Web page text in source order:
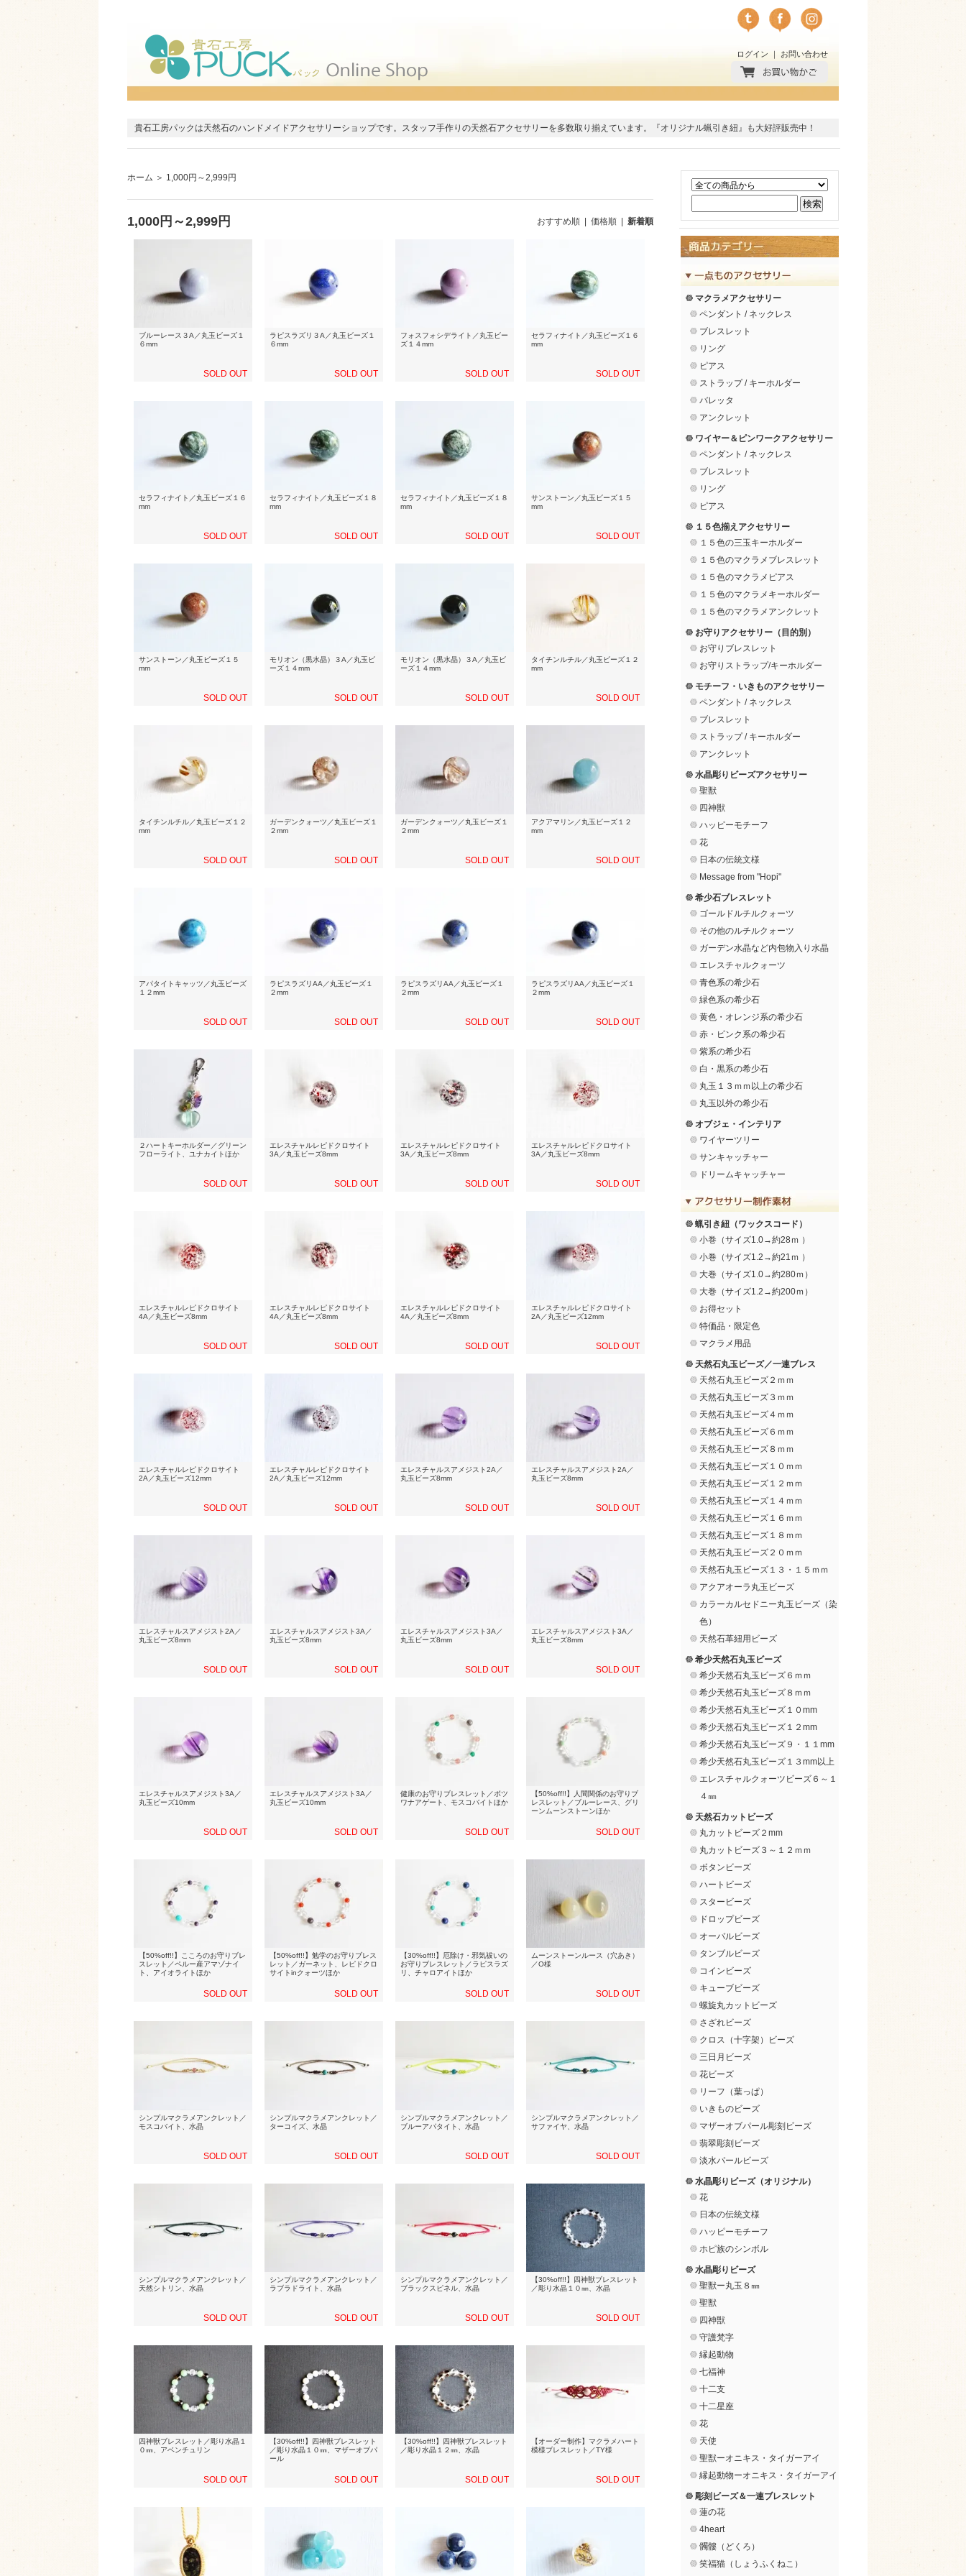
ログイン ｜ お問い合わせ
貴石工房パックは天然石のハンドメイドアクセサリーショップです。スタッフ手作りの天然石アクセサリーを多数取り揃えています。 『オリジナル蝋引き紐』 も大好評販売中！
ホーム ＞ 1,000円～2,999円
1,000円～2,999円 おすすめ順 価格順 新着順
ブルーレース３A／丸玉ビーズ１
６mm
SOLD OUT
ラピスラズリ３A／丸玉ビーズ１
６mm
SOLD OUT
フォスフォシデライト／丸玉ビー
ズ１４mm
SOLD OUT
セラフィナイト／丸玉ビーズ１６
mm
SOLD OUT
セラフィナイト／丸玉ビーズ１６
mm
SOLD OUT
セラフィナイト／丸玉ビーズ１８
mm
SOLD OUT
セラフィナイト／丸玉ビーズ１８
mm
SOLD OUT
サンストーン／丸玉ビーズ１５
mm
SOLD OUT
サンストーン／丸玉ビーズ１５
mm
SOLD OUT
モリオン（黒水晶）３A／丸玉ビ
ーズ１４mm
SOLD OUT
モリオン（黒水晶）３A／丸玉ビ
ーズ１４mm
SOLD OUT
タイチンルチル／丸玉ビーズ１２
mm
SOLD OUT
タイチンルチル／丸玉ビーズ１２
mm
SOLD OUT
ガーデンクォーツ／丸玉ビーズ１
２mm
SOLD OUT
ガーデンクォーツ／丸玉ビーズ１
２mm
SOLD OUT
アクアマリン／丸玉ビーズ１２
mm
SOLD OUT
アパタイトキャッツ／丸玉ビーズ
１２mm
SOLD OUT
ラピスラズリAA／丸玉ビーズ１
２mm
SOLD OUT
ラピスラズリAA／丸玉ビーズ１
２mm
SOLD OUT
ラピスラズリAA／丸玉ビーズ１
２mm
SOLD OUT
２ハートキーホルダー／グリーン
フローライト、ユナカイトほか
SOLD OUT
エレスチャルレピドクロサイト
3A／丸玉ビーズ8mm
SOLD OUT
エレスチャルレピドクロサイト
3A／丸玉ビーズ8mm
SOLD OUT
エレスチャルレピドクロサイト
3A／丸玉ビーズ8mm
SOLD OUT
エレスチャルレピドクロサイト
4A／丸玉ビーズ8mm
SOLD OUT
エレスチャルレピドクロサイト
4A／丸玉ビーズ8mm
SOLD OUT
エレスチャルレピドクロサイト
4A／丸玉ビーズ8mm
SOLD OUT
エレスチャルレピドクロサイト
2A／丸玉ビーズ12mm
SOLD OUT
エレスチャルレピドクロサイト
2A／丸玉ビーズ12mm
SOLD OUT
エレスチャルレピドクロサイト
2A／丸玉ビーズ12mm
SOLD OUT
エレスチャルスアメジスト2A／
丸玉ビーズ8mm
SOLD OUT
エレスチャルスアメジスト2A／
丸玉ビーズ8mm
SOLD OUT
エレスチャルスアメジスト2A／
丸玉ビーズ8mm
SOLD OUT
エレスチャルスアメジスト3A／
丸玉ビーズ8mm
SOLD OUT
エレスチャルスアメジスト3A／
丸玉ビーズ8mm
SOLD OUT
エレスチャルスアメジスト3A／
丸玉ビーズ8mm
SOLD OUT
エレスチャルスアメジスト3A／
丸玉ビーズ10mm
SOLD OUT
エレスチャルスアメジスト3A／
丸玉ビーズ10mm
SOLD OUT
健康のお守りブレスレット／ボツ
ワナアゲート、モスコバイトほか
SOLD OUT
【50%off!!】人間関係のお守りブ
レスレット／ブルーレース、グリ
ーンムーンストーンほか
SOLD OUT
【50%off!!】こころのお守りブレ
スレット／ペルー産アマゾナイ
ト、アイオライトほか
SOLD OUT
【50%off!!】勉学のお守りブレス
レット／ガーネット、レピドクロ
サイトinクォーツほか
SOLD OUT
【30%off!!】厄除け・邪気祓いの
お守りブレスレット／ラピスラズ
リ、チャロアイトほか
SOLD OUT
ムーンストーンルース（穴あき）
／O様
SOLD OUT
シンプルマクラメアンクレット／
モスコバイト、水晶
SOLD OUT
シンプルマクラメアンクレット／
ターコイズ、水晶
SOLD OUT
シンプルマクラメアンクレット／
ブルーアパタイト、水晶
SOLD OUT
シンプルマクラメアンクレット／
サファイヤ、水晶
SOLD OUT
シンプルマクラメアンクレット／
天然シトリン、水晶
SOLD OUT
シンプルマクラメアンクレット／
ラブラドライト、水晶
SOLD OUT
シンプルマクラメアンクレット／
ブラックスピネル、水晶
SOLD OUT
【30%off!!】四神獣ブレスレット
／彫り水晶１０㎜、水晶
SOLD OUT
四神獣ブレスレット／彫り水晶１
０㎜、アベンチュリン
SOLD OUT
【30%off!!】四神獣ブレスレット
／彫り水晶１０㎜、マザーオブパ
ール
SOLD OUT
【30%off!!】四神獣ブレスレット
／彫り水晶１２㎜、水晶
SOLD OUT
【オーダー制作】マクラメハート
模様ブレスレット／TY様
SOLD OUT
マクラメアクセサリー
ペンダント / ネックレス
ブレスレット
リング
ピアス
ストラップ / キーホルダー
バレッタ
アンクレット
ワイヤー＆ピンワークアクセサリー
ペンダント / ネックレス
ブレスレット
リング
ピアス
１５色揃えアクセサリー
１５色の三玉キーホルダー
１５色のマクラメブレスレット
１５色のマクラメピアス
１５色のマクラメキーホルダー
１５色のマクラメアンクレット
お守りアクセサリー（目的別）
お守りブレスレット
お守りストラップ/キーホルダー
モチーフ・いきものアクセサリー
ペンダント / ネックレス
ブレスレット
ストラップ / キーホルダー
アンクレット
水晶彫りビーズアクセサリー
聖獣
四神獣
ハッピーモチーフ
花
日本の伝統文様
Message from "Hopi"
希少石ブレスレット
ゴールドルチルクォーツ
その他のルチルクォーツ
ガーデン水晶など内包物入り水晶
エレスチャルクォーツ
青色系の希少石
緑色系の希少石
黄色・オレンジ系の希少石
赤・ピンク系の希少石
紫系の希少石
白・黒系の希少石
丸玉１３ｍｍ以上の希少石
丸玉以外の希少石
オブジェ・インテリア
ワイヤーツリー
サンキャッチャー
ドリームキャッチャー
蝋引き紐（ワックスコード）
小巻（サイズ1.0→約28ｍ ）
小巻（サイズ1.2→約21ｍ ）
大巻（サイズ1.0→約280ｍ）
大巻（サイズ1.2→約200ｍ）
お得セット
特価品・限定色
マクラメ用品
天然石丸玉ビーズ／一連ブレス
天然石丸玉ビーズ２ｍｍ
天然石丸玉ビーズ３ｍｍ
天然石丸玉ビーズ４ｍｍ
天然石丸玉ビーズ６ｍｍ
天然石丸玉ビーズ８ｍｍ
天然石丸玉ビーズ１０ｍｍ
天然石丸玉ビーズ１２ｍｍ
天然石丸玉ビーズ１４ｍｍ
天然石丸玉ビーズ１６ｍｍ
天然石丸玉ビーズ１８ｍｍ
天然石丸玉ビーズ２０ｍｍ
天然石丸玉ビーズ１３・１５ｍｍ
アクアオーラ丸玉ビーズ
カラーカルセドニー丸玉ビーズ（染
色）
天然石革紐用ビーズ
希少天然石丸玉ビーズ
希少天然石丸玉ビーズ６ｍｍ
希少天然石丸玉ビーズ８ｍｍ
希少天然石丸玉ビーズ１０mm
希少天然石丸玉ビーズ１２mm
希少天然石丸玉ビーズ９・１１mm
希少天然石丸玉ビーズ１３mm以上
エレスチャルクォーツビーズ６～１
４㎜
天然石カットビーズ
丸カットビーズ２mm
丸カットビーズ３～１２ｍｍ
ボタンビーズ
ハートビーズ
スタービーズ
ドロップビーズ
オーバルビーズ
タンブルビーズ
コインビーズ
キューブビーズ
螺旋丸カットビーズ
さざれビーズ
クロス（十字架）ビーズ
三日月ビーズ
花ビーズ
リーフ（葉っぱ）
いきものビーズ
マザーオブパール彫刻ビーズ
翡翠彫刻ビーズ
淡水パールビーズ
水晶彫りビーズ（オリジナル）
花
日本の伝統文様
ハッピーモチーフ
ホピ族のシンボル
水晶彫りビーズ
聖獣ー丸玉８㎜
聖獣
四神獣
守護梵字
縁起動物
七福神
十二支
十二星座
花
天使
聖獣ーオニキス・タイガーアイ
縁起動物ーオニキス・タイガーアイ
彫刻ビーズ＆一連ブレスレット
蓮の花
4heart
髑髏（どくろ）
笑福猫（しょうふくねこ）